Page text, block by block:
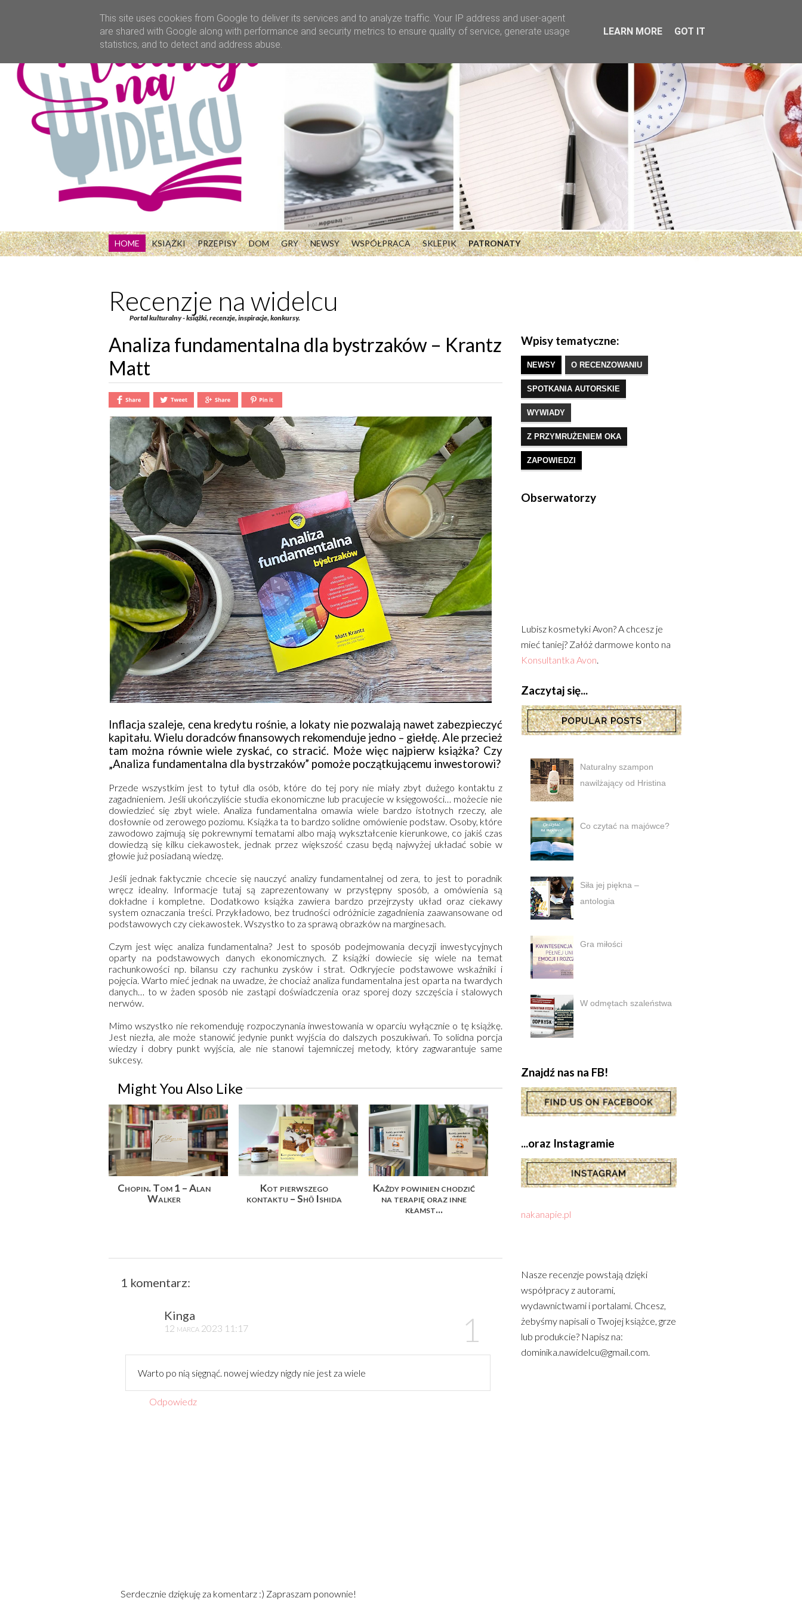
HOME KSIĄŻKI PRZEPISY DOM GRY NEWSY WSPÓŁPRACA SKLEPIK PATRONATY
Recenzje na widelcu
Portal kulturalny - książki, recenzje, inspiracje, konkursy.
Analiza fundamentalna dla bystrzaków – Krantz
Matt
Inflacja szaleje, cena kredytu rośnie, a lokaty nie pozwalają nawet zabezpieczyć
kapitału. Wielu doradców finansowych rekomenduje jedno – giełdę. Ale przecież
tam można równie wiele zyskać, co stracić. Może więc najpierw książka? Czy
„Analiza fundamentalna dla bystrzaków” pomoże początkującemu inwestorowi?
Przede wszystkim jest to tytuł dla osób, które do tej pory nie miały zbyt dużego kontaktu z
zagadnieniem. Jeśli ukończyliście studia ekonomiczne lub pracujecie w księgowości… możecie nie
dowiedzieć się zbyt wiele. Analiza fundamentalna omawia wiele bardzo istotnych rzeczy, ale
dosłownie od zerowego poziomu. Książka ta to bardzo solidne omówienie podstaw. Osoby, które
zawodowo zajmują się pokrewnymi tematami albo mają wykształcenie kierunkowe, co jakiś czas
dowiedzą się kilku ciekawostek, jednak przez większość czasu będą najwyżej układać sobie w
głowie już posiadaną wiedzę.
Jeśli jednak faktycznie chcecie się nauczyć analizy fundamentalnej od zera, to jest to poradnik
wręcz idealny. Informacje tutaj są zaprezentowany w przystępny sposób, a omówienia są
dokładne i kompletne. Dodatkowo książka zawiera bardzo przejrzysty układ oraz ciekawy
system oznaczania treści. Przykładowo, bez trudności odróżnicie zagadnienia zaawansowane od
podstawowych czy ciekawostek. Wszystko to za sprawą obrazków na marginesach.
Czym jest więc analiza fundamentalna? Jest to sposób podejmowania decyzji inwestycyjnych
oparty na podstawowych danych ekonomicznych. Z książki dowiecie się wiele na temat
rachunkowości np. bilansu czy rachunku zysków i strat. Odkryjecie podstawowe wskaźniki i
pojęcia. Warto mieć jednak na uwadze, że chociaż analiza fundamentalna jest oparta na twardych
danych… to w żaden sposób nie zastąpi doświadczenia oraz sporej dozy szczęścia i stalowych
nerwów.
Mimo wszystko nie rekomenduję rozpoczynania inwestowania w oparciu wyłącznie o tę książkę.
Jest niezła, ale może stanowić jedynie punkt wyjścia do dalszych poszukiwań. To solidna porcja
wiedzy i dobry punkt wyjścia, ale nie stanowi tajemniczej metody, który zagwarantuje same
sukcesy.
Might You Also Like
Chopin. Tom 1 – Alan
Walker
Kot pierwszego
kontaktu – Shō Ishida
Każdy powinien chodzić
na terapię oraz inne
kłamst...
1 komentarz:
Kinga
12 marca 2023 11:17
Warto po nią sięgnąć. nowej wiedzy nigdy nie jest za wiele
Odpowiedz
Serdecznie dziękuję za komentarz :) Zapraszam ponownie!
Wpisy tematyczne:
NEWSY O RECENZOWANIU
SPOTKANIA AUTORSKIE
WYWIADY
Z PRZYMRUŻENIEM OKA
ZAPOWIEDZI
Obserwatorzy
Lubisz kosmetyki Avon? A chcesz je
mieć taniej? Załóż darmowe konto na
Konsultantka Avon.
Zaczytaj się...
Naturalny szampon
nawilżający od Hristina
Co czytać na majówce?
Siła jej piękna –
antologia
Gra miłości
W odmętach szaleństwa
Znajdź nas na FB!
...oraz Instagramie
nakanapie.pl
Nasze recenzje powstają dzięki
współpracy z autorami,
wydawnictwami i portalami. Chcesz,
żebyśmy napisali o Twojej książce, grze
lub produkcie? Napisz na:
dominika.nawidelcu@gmail.com.
This site uses cookies from Google to deliver its services and to analyze traffic. Your IP address and user-agent
are shared with Google along with performance and security metrics to ensure quality of service, generate usage
statistics, and to detect and address abuse.
LEARN MORE GOT IT